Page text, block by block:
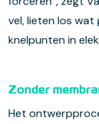
vel, lieten los
knelpunten in
Zonder
Het